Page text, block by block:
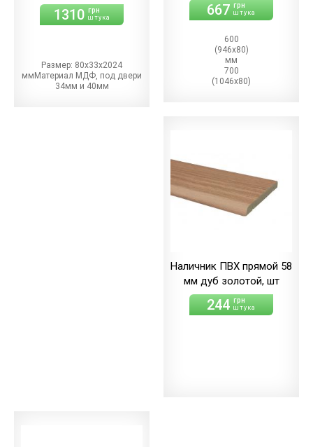
1310 грн
штука
Размер: 80х33х2024
ммМатериал МДФ, под двери
34мм и 40мм
667 грн
штука
600
(946х80)
мм
700
(1046х80)
Наличник ПВХ прямой 58
мм дуб золотой, шт
244 грн
штука